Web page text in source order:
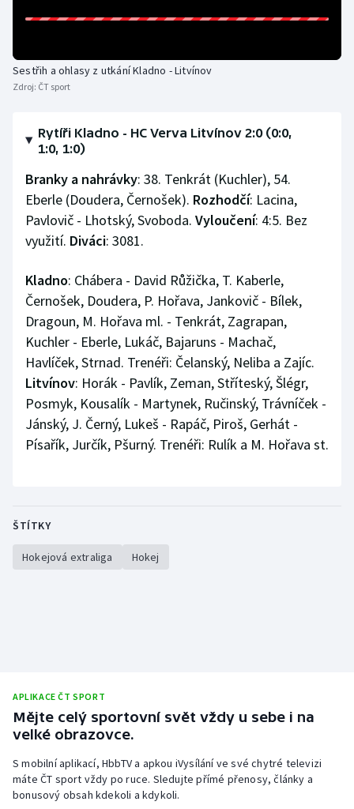
Ostatní
Sestřih a ohlasy z utkání Kladno - Litvínov
Zdroj: ČT sport
Rytíři Kladno - HC Verva Litvínov 2:0 (0:0,
1:0, 1:0)
Branky a nahrávky: 38. Tenkrát (Kuchler), 54.
Eberle (Doudera, Černošek). Rozhodčí: Lacina,
Pavlovič - Lhotský, Svoboda. Vyloučení: 4:5. Bez
využití. Diváci: 3081.
Kladno: Chábera - David Růžička, T. Kaberle,
Černošek, Doudera, P. Hořava, Jankovič - Bílek,
Dragoun, M. Hořava ml. - Tenkrát, Zagrapan,
Kuchler - Eberle, Lukáč, Bajaruns - Machač,
Havlíček, Strnad. Trenéři: Čelanský, Neliba a Zajíc.
Litvínov: Horák - Pavlík, Zeman, Stříteský, Šlégr,
Posmyk, Kousalík - Martynek, Ručinský, Trávníček -
Jánský, J. Černý, Lukeš - Rapáč, Piroš, Gerhát -
Písařík, Jurčík, Pšurný. Trenéři: Rulík a M. Hořava st.
ŠTÍTKY
Hokejová extraliga Hokej
APLIKACE ČT SPORT
Mějte celý sportovní svět vždy u sebe i na
velké obrazovce.
S mobilní aplikací, HbbTV a apkou iVysílání ve své chytré televizi
máte ČT sport vždy po ruce. Sledujte přímé přenosy, články a
bonusový obsah kdekoli a kdykoli.